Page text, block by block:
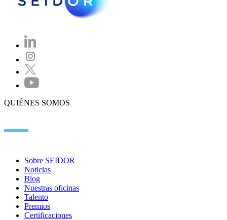
QUIÉNES SOMOS
Sobre SEIDOR
Noticias
Blog
Nuestras oficinas
Talento
Premios
Certificaciones